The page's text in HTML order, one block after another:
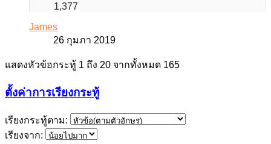
1,377
James
26 กุมภา 2019
แสดงหัวข้อกระทู้ 1 ถึง 20 จากทั้งหมด 165
ตั้งค่าการเรียงกระทู้
เรียงกระทู้ตาม:
เรียงจาก: